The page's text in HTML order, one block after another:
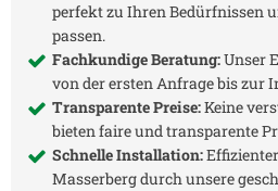
perfekt zu Ihren Bedürfnissen
passen.
Fachkundige Beratung:Unser
von der ersten Anfrage bis zur
Transparente Preise:Keine
bieten faire und transparente
Schnelle Installation:
Masserbergdurch unsere